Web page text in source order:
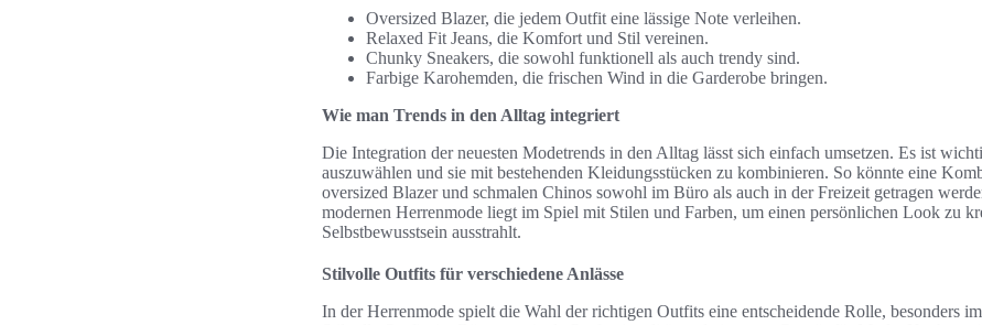
Oversized Blazer, die jedem Outfit eine lässige Note verleihen.
Relaxed Fit Jeans, die Komfort und Stil vereinen.
Chunky Sneakers, die sowohl funktionell als auch trendy sind.
Farbige Karohemden, die frischen Wind in die Garderobe bringen.
Wie man Trends in den Alltag integriert
Die Integration der neuesten Modetrends in den Alltag lässt sich einfach umsetzen. Es ist
auszuwählen und sie mit bestehenden Kleidungsstücken zu kombinieren. So könnte eine
oversized Blazer und schmalen Chinos sowohl im Büro als auch in der Freizeit getragen
modernen Herrenmode liegt im Spiel mit Stilen und Farben, um einen persönlichen Look zu
Selbstbewusstsein ausstrahlt.
Stilvolle Outfits für verschiedene Anlässe
In der Herrenmode spielt die Wahl der richtigen Outfits eine entscheidende Rolle, besonders